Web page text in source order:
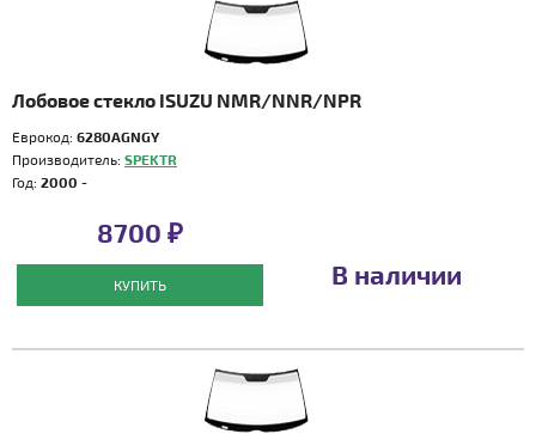
Лобовое стекло ISUZU NMR/NNR/NPR
Еврокод: 6280AGNGY
Производитель: SPEKTR
Год: 2000 -
8700 ₽
КУПИТЬ В наличии